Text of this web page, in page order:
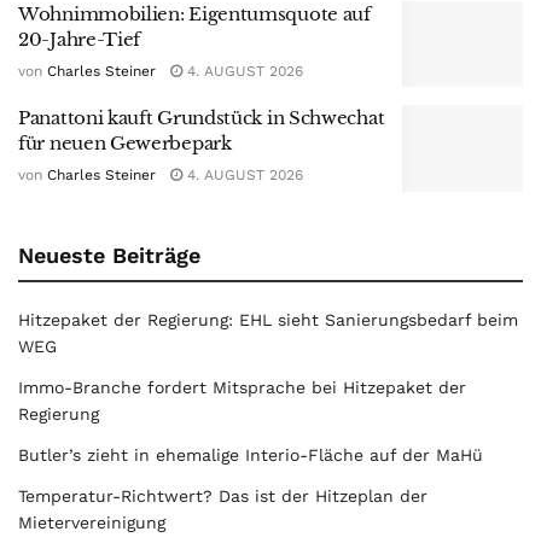
Wohnimmobilien: Eigentumsquote auf
20-Jahre-Tief
von Charles Steiner 4. AUGUST 2026
Panattoni kauft Grundstück in Schwechat
für neuen Gewerbepark
von Charles Steiner 4. AUGUST 2026
Neueste Beiträge
Hitzepaket der Regierung: EHL sieht Sanierungsbedarf beim
WEG
Immo-Branche fordert Mitsprache bei Hitzepaket der
Regierung
Butler’s zieht in ehemalige Interio-Fläche auf der MaHü
Temperatur-Richtwert? Das ist der Hitzeplan der
Mietervereinigung